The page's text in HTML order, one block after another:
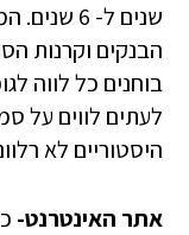
שנים ל-
הבנקים וקרנות
בוחנים כל לווה
לעתים לווים על
היסטוריים לא
אתר האינטרנט-